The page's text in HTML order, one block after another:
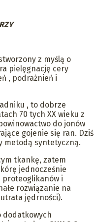
z myślą o
pielęgnację cery
, podrażnień i
, to dobrze
70 tych XX wieku z
do jonów
gojenie się ran. Dziś
metodą syntetyczną.
tkankę, zatem
jednocześnie
proteoglikanów i
rozwiązanie na
jędrności).
dodatkowych